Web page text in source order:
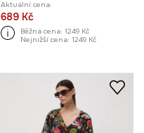
Aktuální cena:
689 Kč
Běžná cena: 1249 Kč
Nejnižší cena: 1249 Kč